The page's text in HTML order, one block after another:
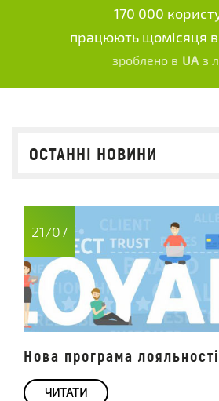
170 000
працюють щомісяця
зроблено в UA з
ОСТАННІ НОВИНИ
21/07
Нова програма
ЧИТАТИ